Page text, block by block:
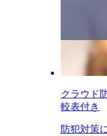
クラウド
較表付き
防犯対策